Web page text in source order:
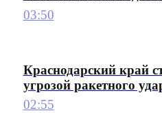
03:50
Краснодарский край
угрозой ракетного
02:55